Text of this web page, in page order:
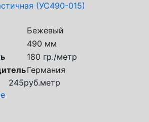
(УС490-015)
Бежевый
490 мм
180 гр./метр
Германия
245руб.метр